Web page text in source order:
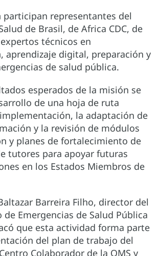
participan representantes del
de Brasil, de Africa CDC, de
técnicos en
aprendizaje digital, preparación y
de salud pública.
esperados de la misión se
de una hoja de ruta
la adaptación de
y la revisión de módulos
y planes de fortalecimiento de
tutores para apoyar futuras
en los Estados Miembros de
Barreira Filho, director del
Emergencias de Salud Pública
que esta actividad forma parte
del plan de trabajo del
Colaborador de la OMS y